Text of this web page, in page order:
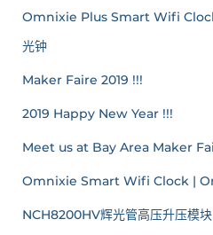
Omnixie Plus Smart Wifi
光钟
Maker Faire 2019 !!!
2019 Happy New Year !!!
Meet us at Bay Area Maker
Omnixie Smart Wifi Clock |
NCH8200HV辉光管高压升压